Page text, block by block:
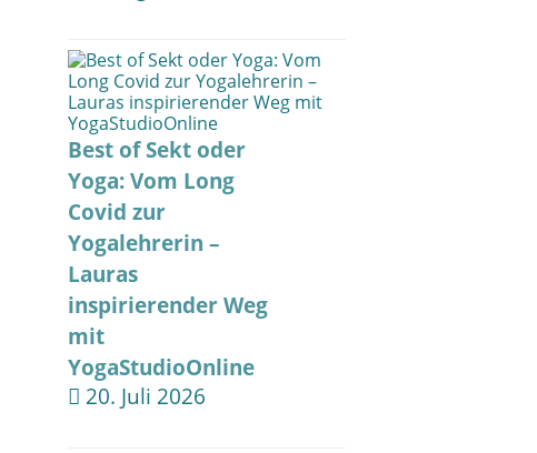
Best of Sekt oder
Yoga: Vom Long
Covid zur
Yogalehrerin –
Lauras
inspirierender Weg
mit
YogaStudioOnline
20. Juli 2026